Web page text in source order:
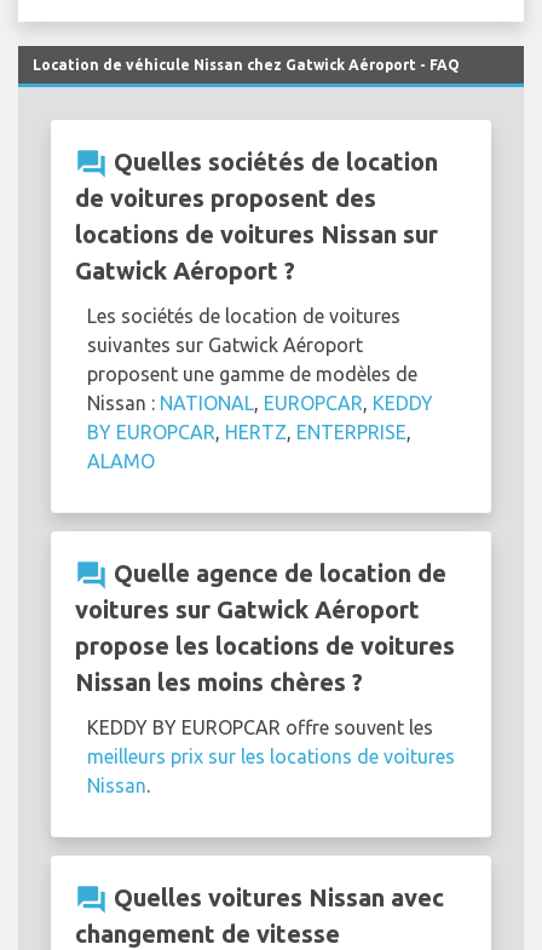
Location de véhicule Nissan chez Gatwick Aéroport - FAQ
question_answer Quelles sociétés de location
de voitures proposent des
locations de voitures Nissan sur
Gatwick Aéroport ?
Les sociétés de location de voitures
suivantes sur Gatwick Aéroport
proposent une gamme de modèles de
Nissan : NATIONAL, EUROPCAR, KEDDY
BY EUROPCAR, HERTZ, ENTERPRISE,
ALAMO
question_answer Quelle agence de location de
voitures sur Gatwick Aéroport
propose les locations de voitures
Nissan les moins chères ?
KEDDY BY EUROPCAR offre souvent les
meilleurs prix sur les locations de voitures
Nissan.
question_answer Quelles voitures Nissan avec
changement de vitesse